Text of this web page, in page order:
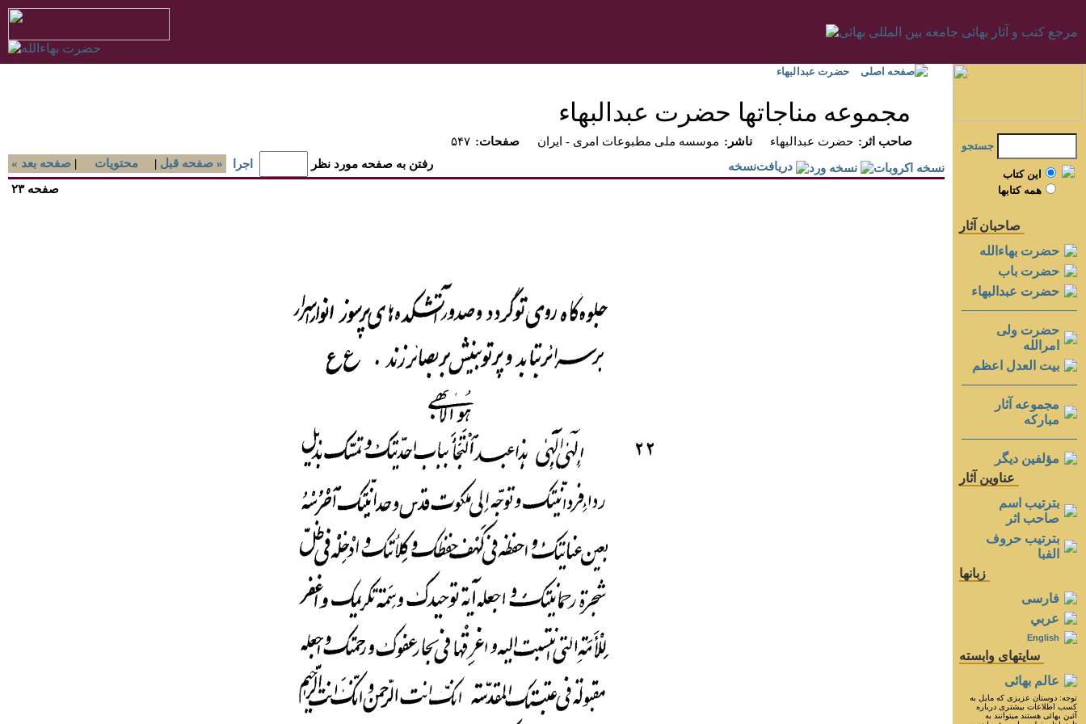
صفحه اصلی حضرت عبدالبهاء
مجموعه مناجاتها حضرت عبدالبهاء
۵۴۷ :صفحات موسسه ملی مطبوعات امری - ايران :ناشر حضرت عبدالبهاء
:صاحب اثر
« صفحه بعد | محتويات | صفحه قبل » رفتن به صفحه مورد نظر اجرا
جستجو
اين کتاب
همه کتابها
صاحبان آثار
حضرت بهاءالله
حضرت باب
حضرت عبدالبهاء
حضرت ولی
امرالله
بيت العدل اعظم
مجموعه آثار
مباركه
مؤلفين ديگر
عناوين آثار
بترتيب اسم
صاحب اثر
بترتيب حروف
الفبا
زبانها
فارسی
عربي
English
سايتهای وابسته
عالم بهائی
توجه: دوستان عزيزى كه مايل به
كسب اطلاعات بيشترى درباره
آئين بهائى هستند ميتوانند به